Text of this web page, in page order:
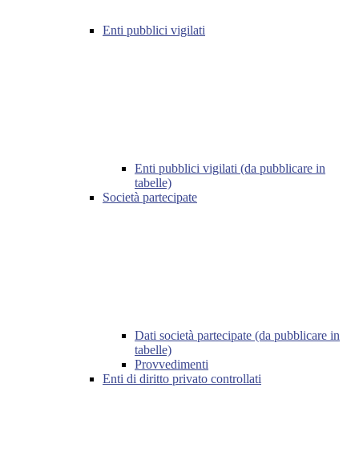
Enti pubblici vigilati
Enti pubblici vigilati (da pubblicare in
tabelle)
Società partecipate
Dati società partecipate (da pubblicare in
tabelle)
Provvedimenti
Enti di diritto privato controllati